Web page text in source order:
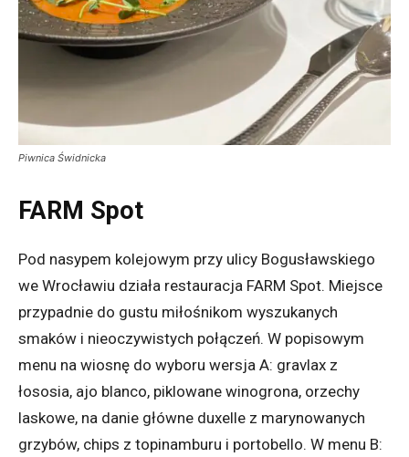
Piwnica Świdnicka
FARM Spot
Pod nasypem kolejowym przy ulicy Bogusławskiego
we Wrocławiu działa restauracja FARM Spot. Miejsce
przypadnie do gustu miłośnikom wyszukanych
smaków i nieoczywistych połączeń. W popisowym
menu na wiosnę do wyboru wersja A: gravlax z
łososia, ajo blanco, piklowane winogrona, orzechy
laskowe, na danie główne duxelle z marynowanych
grzybów, chips z topinamburu i portobello. W menu B: